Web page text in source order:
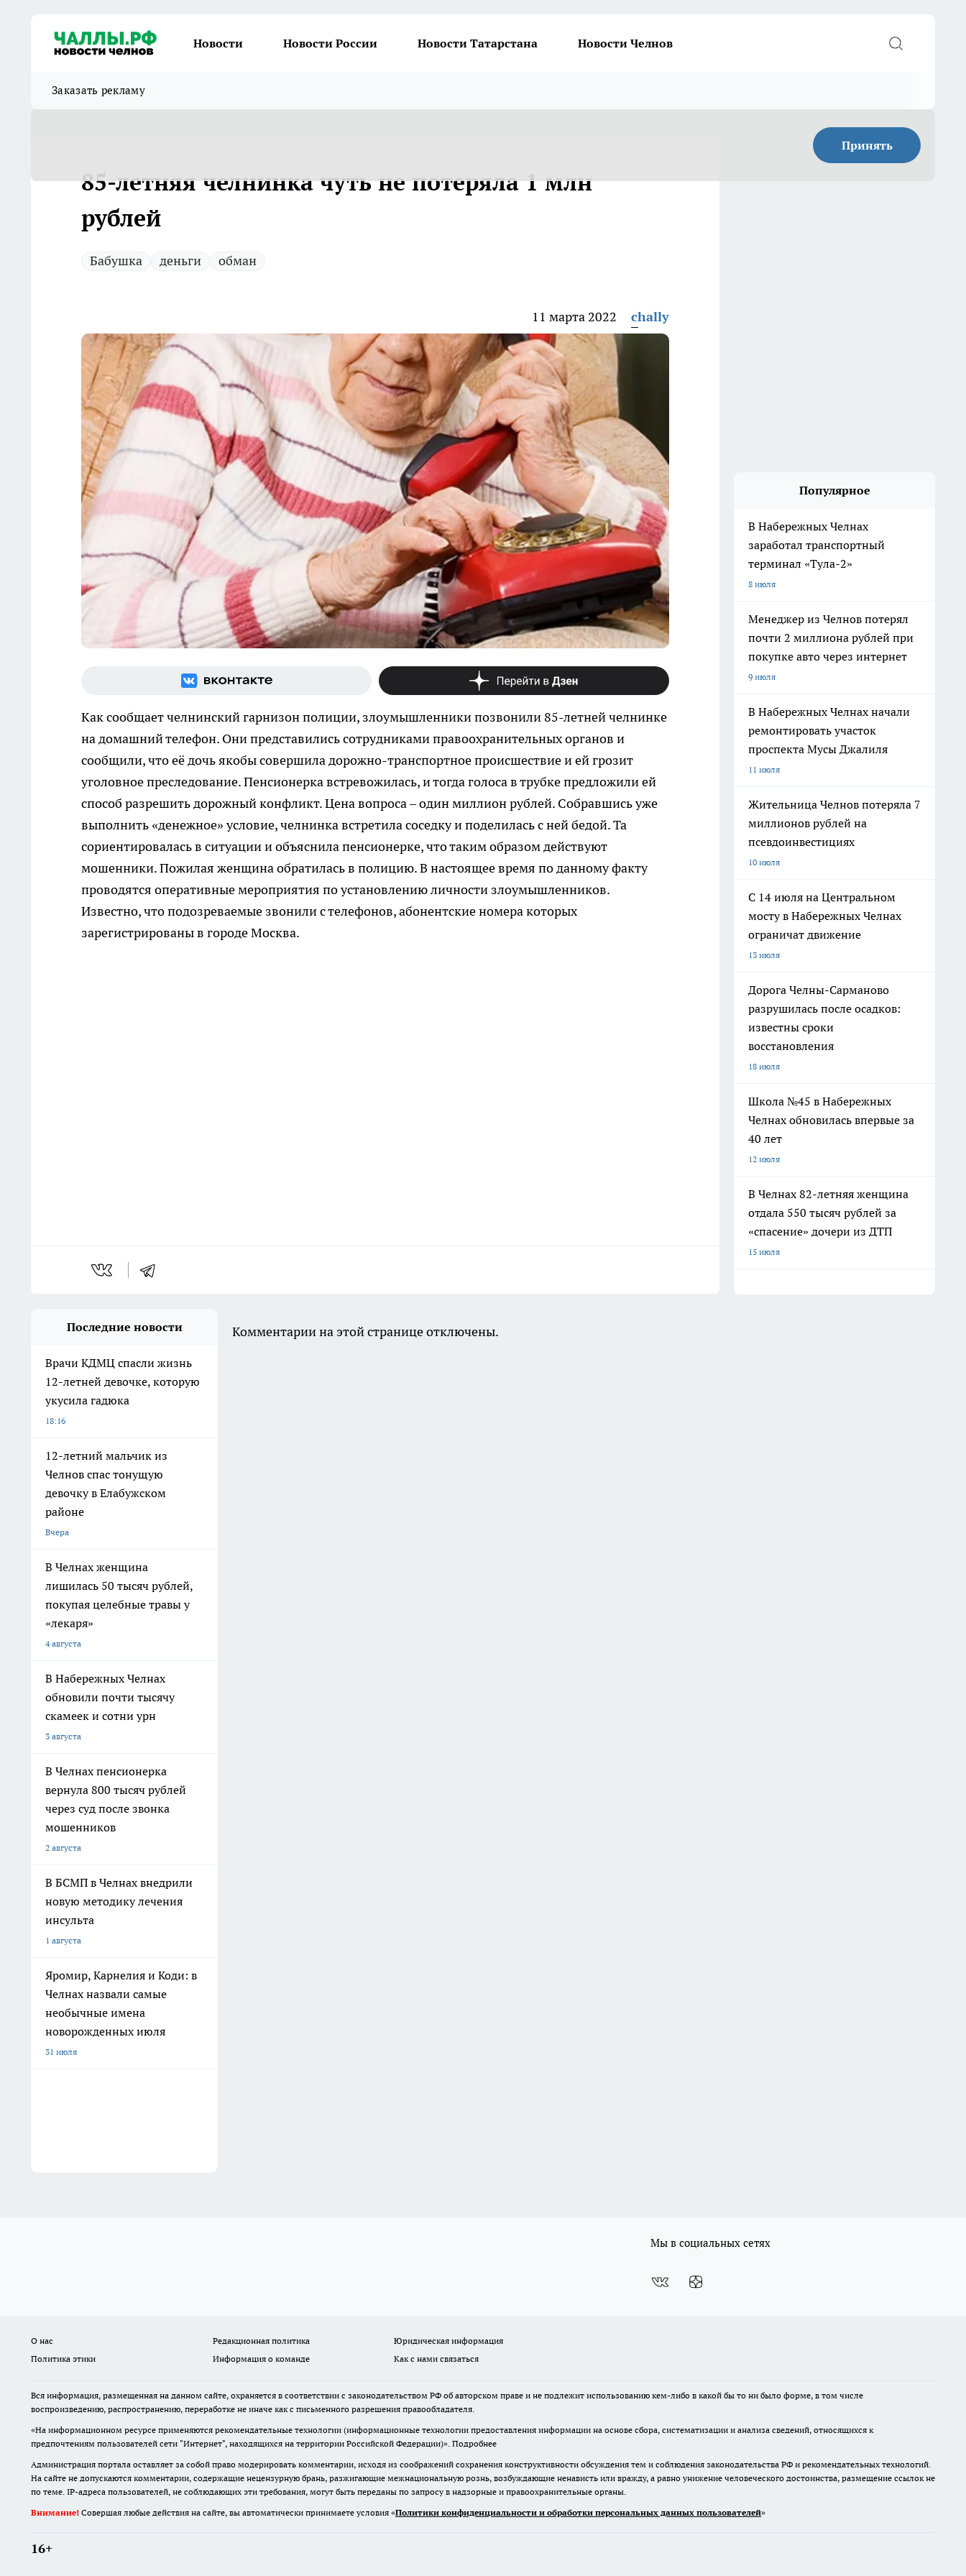
Новости Новости России Новости Татарстана Новости Челнов
Заказать рекламу
Принять
85-летняя челнинка чуть не потеряла 1 млн
рублей
Бабушка деньги обман
11 марта 2022 chally
Как сообщает челнинский гарнизон полиции, злоумышленники позвонили 85-летней челнинке
на домашний телефон. Они представились сотрудниками правоохранительных органов и
сообщили, что её дочь якобы совершила дорожно-транспортное происшествие и ей грозит
уголовное преследование. Пенсионерка встревожилась, и тогда голоса в трубке предложили ей
способ разрешить дорожный конфликт. Цена вопроса – один миллион рублей. Собравшись уже
выполнить «денежное» условие, челнинка встретила соседку и поделилась с ней бедой. Та
сориентировалась в ситуации и объяснила пенсионерке, что таким образом действуют
мошенники. Пожилая женщина обратилась в полицию. В настоящее время по данному факту
проводятся оперативные мероприятия по установлению личности злоумышленников.
Известно, что подозреваемые звонили с телефонов, абонентские номера которых
зарегистрированы в городе Москва.
Популярное
В Набережных Челнах
заработал транспортный
терминал «Тула-2»
8 июля
Менеджер из Челнов потерял
почти 2 миллиона рублей при
покупке авто через интернет
9 июля
В Набережных Челнах начали
ремонтировать участок
проспекта Мусы Джалиля
11 июля
Жительница Челнов потеряла 7
миллионов рублей на
псевдоинвестициях
10 июля
С 14 июля на Центральном
мосту в Набережных Челнах
ограничат движение
13 июля
Дорога Челны-Сарманово
разрушилась после осадков:
известны сроки
восстановления
18 июля
Школа №45 в Набережных
Челнах обновилась впервые за
40 лет
12 июля
В Челнах 82-летняя женщина
отдала 550 тысяч рублей за
«спасение» дочери из ДТП
15 июля
Последние новости
Врачи КДМЦ спасли жизнь
12-летней девочке, которую
укусила гадюка
18:16
12-летний мальчик из
Челнов спас тонущую
девочку в Елабужском
районе
Вчера
В Челнах женщина
лишилась 50 тысяч рублей,
покупая целебные травы у
«лекаря»
4 августа
В Набережных Челнах
обновили почти тысячу
скамеек и сотни урн
3 августа
В Челнах пенсионерка
вернула 800 тысяч рублей
через суд после звонка
мошенников
2 августа
В БСМП в Челнах внедрили
новую методику лечения
инсульта
1 августа
Яромир, Карнелия и Коди: в
Челнах назвали самые
необычные имена
новорожденных июля
31 июля
Комментарии на этой странице отключены.
Мы в социальных сетях
О нас Редакционная политика
Юридическая информация
Политика этики
Информация о команде Как с нами связаться
Вся информация, размещенная на данном сайте, охраняется в соответствии с законодательством РФ об авторском праве и не подлежит использованию кем-либо в какой бы то ни было форме, в том числе
воспроизведению, распространению, переработке не иначе как с письменного разрешения правообладателя.
«На информационном ресурсе применяются рекомендательные технологии (информационные технологии предоставления информации на основе сбора, систематизации и анализа сведений, относящихся к
предпочтениям пользователей сети "Интернет", находящихся на территории Российской Федерации)». Подробнее
Администрация портала оставляет за собой право модерировать комментарии, исходя из соображений сохранения конструктивности обсуждения тем и соблюдения законодательства РФ и рекомендательных технологий.
На сайте не допускаются комментарии, содержащие нецензурную брань, разжигающие межнациональную рознь, возбуждающие ненависть или вражду, а равно унижение человеческого достоинства, размещение ссылок не
по теме. IP-адреса пользователей, не соблюдающих эти требования, могут быть переданы по запросу в надзорные и правоохранительные органы.
Внимание! Совершая любые действия на сайте, вы автоматически принимаете условия «Политики конфиденциальности и обработки персональных данных пользователей»
16+